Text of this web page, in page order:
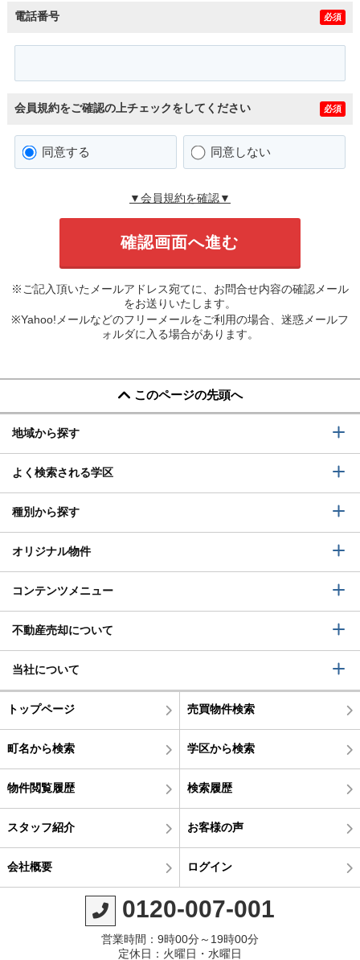
電話番号 必須
会員規約をご確認の上チェックをしてください 必須
同意する 同意しない
▼会員規約を確認▼
※ご記入頂いたメールアドレス宛てに、お問合せ内容の確認メール
をお送りいたします。
※Yahoo!メールなどのフリーメールをご利用の場合、迷惑メールフ
ォルダに入る場合があります。
このページの先頭へ
地域から探す
よく検索される学区
種別から探す
オリジナル物件
コンテンツメニュー
不動産売却について
当社について
トップページ 売買物件検索
町名から検索 学区から検索
物件閲覧履歴 検索履歴
スタッフ紹介 お客様の声
会社概要 ログイン
0120-007-001
営業時間：9時00分～19時00分
定休日：火曜日・水曜日